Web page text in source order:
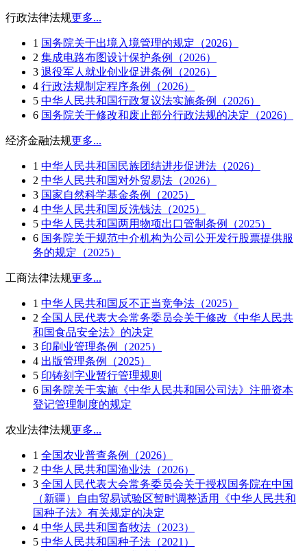
行政法律法规更多...
1 国务院关于出境入境管理的规定（2026）
2 集成电路布图设计保护条例（2026）
3 退役军人就业创业促进条例（2026）
4 行政法规制定程序条例（2026）
5 中华人民共和国行政复议法实施条例（2026）
6 国务院关于修改和废止部分行政法规的决定（2026）
经济金融法规更多...
1 中华人民共和国民族团结进步促进法（2026）
2 中华人民共和国对外贸易法（2026）
3 国家自然科学基金条例（2025）
4 中华人民共和国反洗钱法（2025）
5 中华人民共和国两用物项出口管制条例（2025）
6 国务院关于规范中介机构为公司公开发行股票提供服
务的规定（2025）
工商法律法规更多...
1 中华人民共和国反不正当竞争法（2025）
2 全国人民代表大会常务委员会关于修改《中华人民共
和国食品安全法》的决定
3 印刷业管理条例（2025）
4 出版管理条例（2025）
5 印铸刻字业暂行管理规则
6 国务院关于实施《中华人民共和国公司法》注册资本
登记管理制度的规定
农业法律法规更多...
1 全国农业普查条例（2026）
2 中华人民共和国渔业法（2026）
3 全国人民代表大会常务委员会关于授权国务院在中国
（新疆）自由贸易试验区暂时调整适用《中华人民共和
国种子法》有关规定的决定
4 中华人民共和国畜牧法（2023）
5 中华人民共和国种子法（2021）